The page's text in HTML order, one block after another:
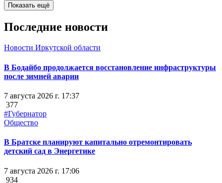
Показать ещё
Последние новости
Новости Иркутской области
В Бодайбо продолжается восстановление инфраструктуры
после зимней аварии
7 августа 2026 г. 17:37
377
#Губернатор
Общество
В Братске планируют капитально отремонтировать
детский сад в Энергетике
7 августа 2026 г. 17:06
934